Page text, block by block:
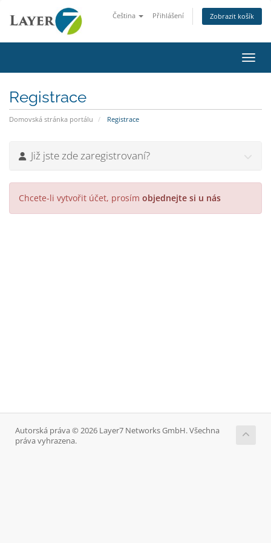
Čeština Přihlášení Zobrazit košík
Registrace
Domovská stránka portálu Registrace
Již jste zde zaregistrovaní?
Chcete-li vytvořit účet, prosím objednejte si u nás
Autorská práva © 2026 Layer7 Networks GmbH. Všechna
práva vyhrazena.